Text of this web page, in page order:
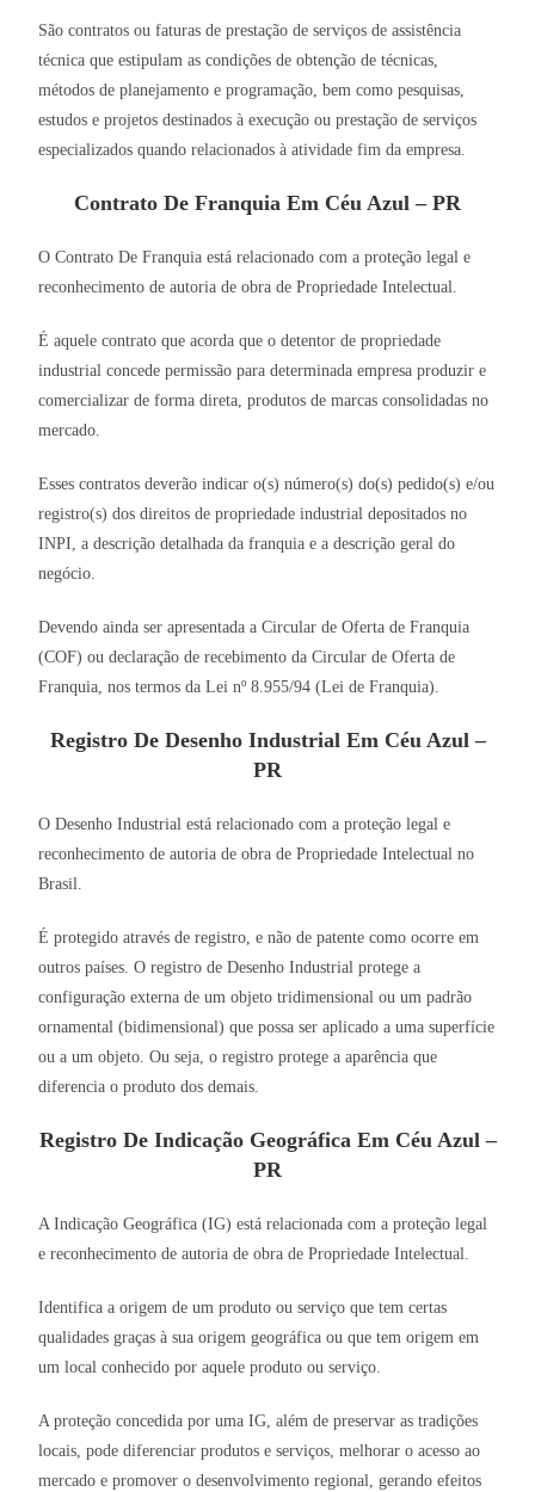
São contratos ou faturas de prestação de serviços de assistência
técnica que estipulam as condições de obtenção de técnicas,
métodos de planejamento e programação, bem como pesquisas,
estudos e projetos destinados à execução ou prestação de serviços
especializados quando relacionados à atividade fim da empresa.
Contrato De Franquia Em Céu Azul – PR
O Contrato De Franquia está relacionado com a proteção legal e
reconhecimento de autoria de obra de Propriedade Intelectual.
É aquele contrato que acorda que o detentor de propriedade
industrial concede permissão para determinada empresa produzir e
comercializar de forma direta, produtos de marcas consolidadas no
mercado.
Esses contratos deverão indicar o(s) número(s) do(s) pedido(s) e/ou
registro(s) dos direitos de propriedade industrial depositados no
INPI, a descrição detalhada da franquia e a descrição geral do
negócio.
Devendo ainda ser apresentada a Circular de Oferta de Franquia
(COF) ou declaração de recebimento da Circular de Oferta de
Franquia, nos termos da Lei nº 8.955/94 (Lei de Franquia).
Registro De Desenho Industrial Em Céu Azul –
PR
O Desenho Industrial está relacionado com a proteção legal e
reconhecimento de autoria de obra de Propriedade Intelectual no
Brasil.
É protegido através de registro, e não de patente como ocorre em
outros países. O registro de Desenho Industrial protege a
configuração externa de um objeto tridimensional ou um padrão
ornamental (bidimensional) que possa ser aplicado a uma superfície
ou a um objeto. Ou seja, o registro protege a aparência que
diferencia o produto dos demais.
Registro De Indicação Geográfica Em Céu Azul –
PR
A Indicação Geográfica (IG) está relacionada com a proteção legal
e reconhecimento de autoria de obra de Propriedade Intelectual.
Identifica a origem de um produto ou serviço que tem certas
qualidades graças à sua origem geográfica ou que tem origem em
um local conhecido por aquele produto ou serviço.
A proteção concedida por uma IG, além de preservar as tradições
locais, pode diferenciar produtos e serviços, melhorar o acesso ao
mercado e promover o desenvolvimento regional, gerando efeitos